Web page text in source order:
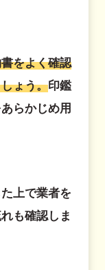
をよく確認
ょう。印鑑
らかじめ用
上で業者を
も確認しま